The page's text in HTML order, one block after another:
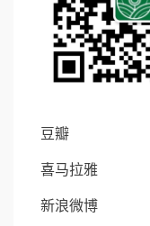
豆瓣
喜马拉雅
新浪微博